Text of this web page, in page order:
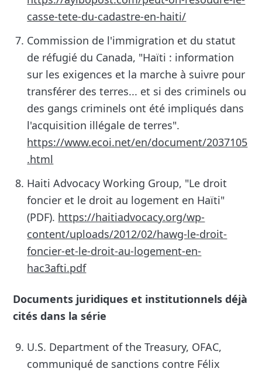
casse-tete-du-cadastre-en-haiti/
Commission de l'immigration et du statut
de réfugié du Canada, "Haïti : information
sur les exigences et la marche à suivre pour
transférer des terres... et si des criminels ou
des gangs criminels ont été impliqués dans
l'acquisition illégale de terres".
https://www.ecoi.net/en/document/2037105
.html
Haiti Advocacy Working Group, "Le droit
foncier et le droit au logement en Haïti"
(PDF). https://haitiadvocacy.org/wp-
content/uploads/2012/02/hawg-le-droit-
foncier-et-le-droit-au-logement-en-
hac3afti.pdf
Documents juridiques et institutionnels déjà
cités dans la série
U.S. Department of the Treasury, OFAC,
communiqué de sanctions contre Félix